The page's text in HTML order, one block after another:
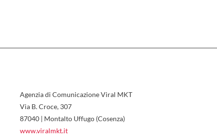
Agenzia di Comunicazione Viral MKT
Via B. Croce, 307
87040 | Montalto Uffugo (Cosenza)
www.viralmkt.it